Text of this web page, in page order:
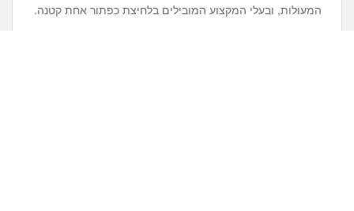
המעולות, ובעלי המקצוע המובילים בלחיצת כפתור אחת קטנה.